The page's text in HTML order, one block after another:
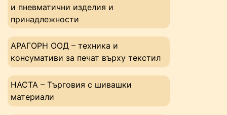
и пневматични изделия и
принадлежности
АРАГОРН ООД – техника и
консумативи за печат върху текстил
НАСТА – Tърговия с шивашки
материали